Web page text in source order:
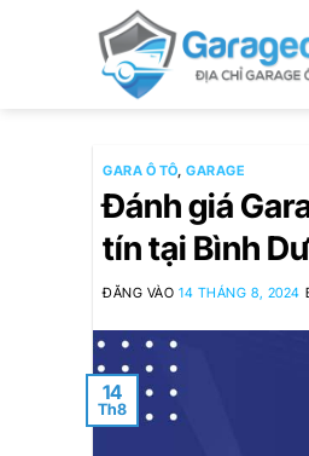
GARA Ô TÔ,GARAGE
Đánh giá
tín tại Bình
ĐĂNG VÀO14 THÁNG 8, 2024
14
Th8